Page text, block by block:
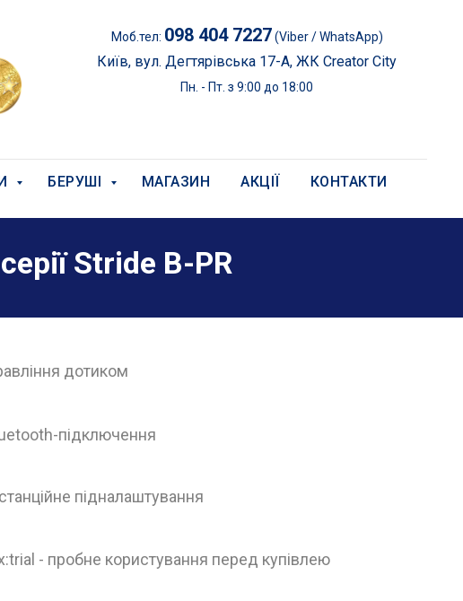
Моб.тел: 098 404 7227 (Viber / WhatsApp)
Київ, вул. Дегтярівська 17-А, ЖК Creator City
Пн. - Пт. з 9:00 до 18:00
БЕРУШІ МАГАЗИН АКЦІЇ КОНТАКТИ
Stride B-PR
підналаштування
- пробне користування перед купівлею
дотиком
підключення